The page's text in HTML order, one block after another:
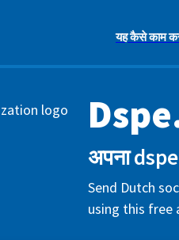
यह कैसे काम
अपना
Send Dutch
using this free